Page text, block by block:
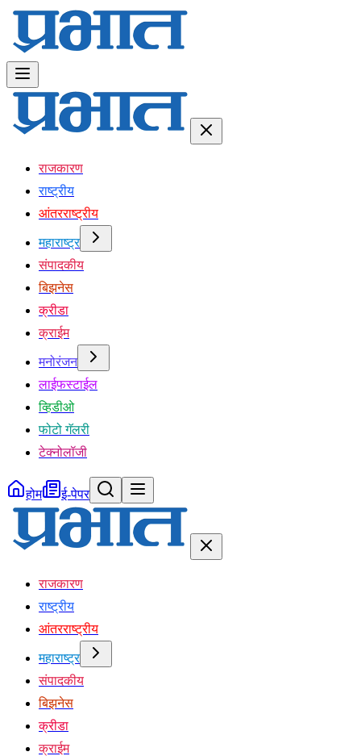
राजकारण
राष्ट्रीय
आंतरराष्ट्रीय
महाराष्ट्र
संपादकीय
बिझनेस
क्रीडा
क्राईम
मनोरंजन
लाईफस्टाईल
व्हिडीओ
फोटो गॅलरी
टेक्नोलॉजी
होम ई-पेपर
राजकारण
राष्ट्रीय
आंतरराष्ट्रीय
महाराष्ट्र
संपादकीय
बिझनेस
क्रीडा
क्राईम